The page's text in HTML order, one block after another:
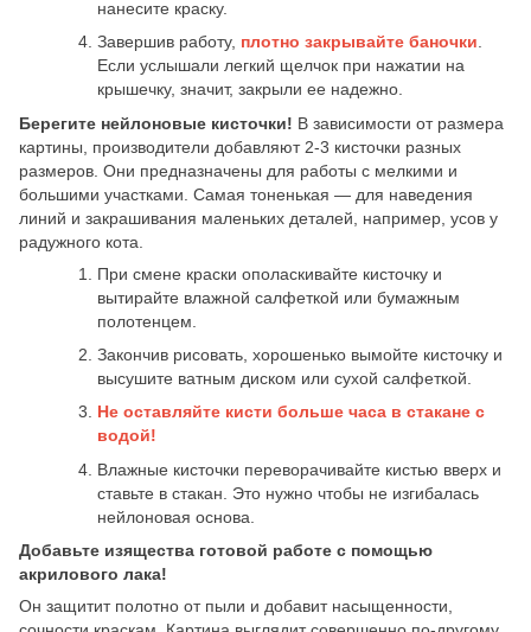
нанесите краску.
Завершив работу, плотно закрывайте баночки.
Если услышали легкий щелчок при нажатии на
крышечку, значит, закрыли ее надежно.
Берегите нейлоновые кисточки! В зависимости от размера
картины, производители добавляют 2-3 кисточки разных
размеров. Они предназначены для работы с мелкими и
большими участками. Самая тоненькая — для наведения
линий и закрашивания маленьких деталей, например, усов у
радужного кота.
При смене краски ополаскивайте кисточку и
вытирайте влажной салфеткой или бумажным
полотенцем.
Закончив рисовать, хорошенько вымойте кисточку и
высушите ватным диском или сухой салфеткой.
Не оставляйте кисти больше часа в стакане с
водой!
Влажные кисточки переворачивайте кистью вверх и
ставьте в стакан. Это нужно чтобы не изгибалась
нейлоновая основа.
Добавьте изящества готовой работе с помощью
акрилового лака!
Он защитит полотно от пыли и добавит насыщенности,